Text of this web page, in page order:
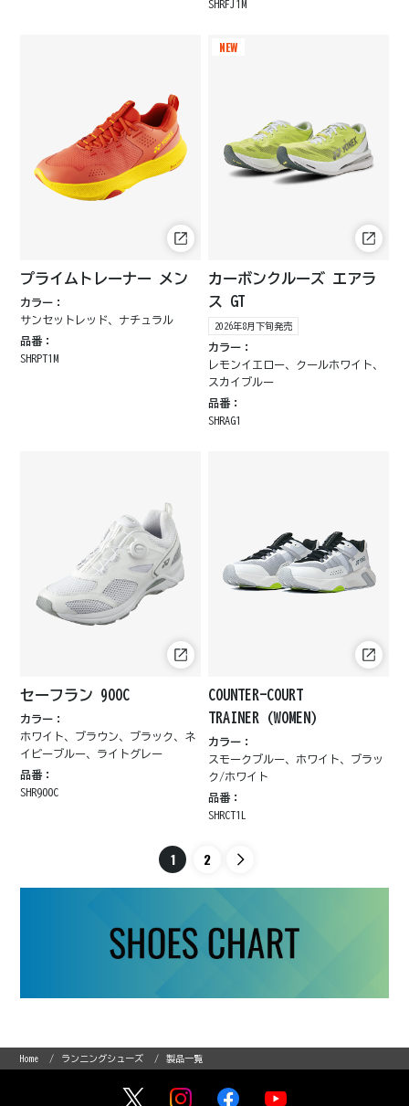
SHRFJ1M
プライムトレーナー メン
カラー：
サンセットレッド、ナチュラル
品番：
SHRPT1M
NEW
カーボンクルーズ エアラ
ス GT
2026年8月下旬発売
カラー：
レモンイエロー、クールホワイト、
スカイブルー
品番：
SHRAG1
セーフラン 900C
カラー：
ホワイト、ブラウン、ブラック、ネ
イビーブルー、ライトグレー
品番：
SHR900C
COUNTER-COURT
TRAINER（WOMEN）
カラー：
スモークブルー、ホワイト、ブラッ
ク/ホワイト
品番：
SHRCT1L
1 2
Home ランニングシューズ 製品一覧